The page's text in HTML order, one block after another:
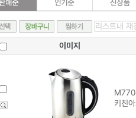
이미지
키친